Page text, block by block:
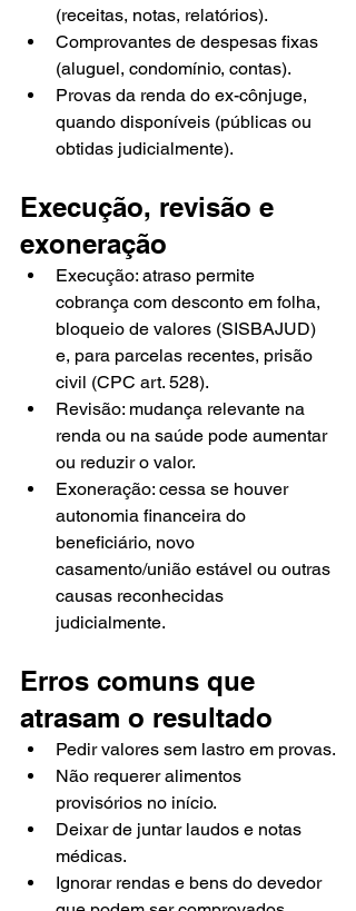
(receitas, notas, relatórios).
Comprovantes de despesas fixas
(aluguel, condomínio, contas).
Provas da renda do ex-cônjuge,
quando disponíveis (públicas ou
obtidas judicialmente).
Execução, revisão e
exoneração
Execução: atraso permite
cobrança com desconto em folha,
bloqueio de valores (SISBAJUD)
e, para parcelas recentes, prisão
civil (CPC art. 528).
Revisão: mudança relevante na
renda ou na saúde pode aumentar
ou reduzir o valor.
Exoneração: cessa se houver
autonomia financeira do
beneficiário, novo
casamento/união estável ou outras
causas reconhecidas
judicialmente.
Erros comuns que
atrasam o resultado
Pedir valores sem lastro em provas.
Não requerer alimentos
provisórios no início.
Deixar de juntar laudos e notas
médicas.
Ignorar rendas e bens do devedor